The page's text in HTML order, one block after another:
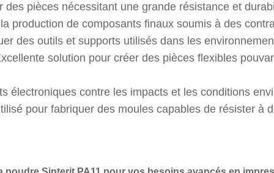
pièces nécessitant une grande résistance et
production de composants finaux soumis à des
des outils et supports utilisés dans les
solution pour créer des pièces flexibles
électroniques contre les impacts et les conditions
pour fabriquer des moules capables de résister à